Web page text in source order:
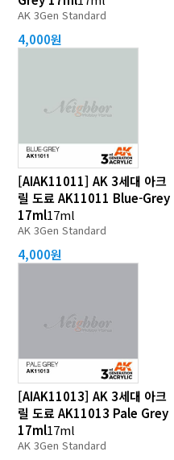
AK 3Gen Standard
4,000원
[AIAK11011] AK 3세대 아크
릴 도료 AK11011 Blue-Grey
17ml17ml
AK 3Gen Standard
4,000원
[AIAK11013] AK 3세대 아크
릴 도료 AK11013 Pale Grey
17ml17ml
AK 3Gen Standard